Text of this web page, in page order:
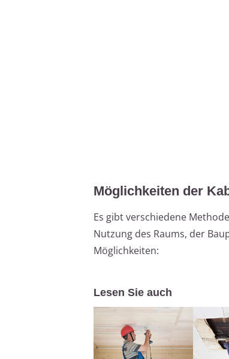
Möglichkeiten der
Es gibt verschiedene
Nutzung des Raums, der
Möglichkeiten:
Lesen Sie auch